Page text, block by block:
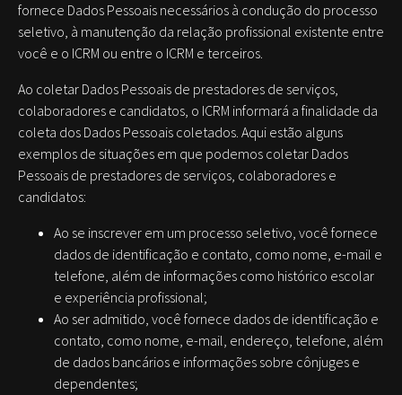
fornece Dados Pessoais necessários à condução do processo
seletivo, à manutenção da relação profissional existente entre
você e o ICRM ou entre o ICRM e terceiros.
Ao coletar Dados Pessoais de prestadores de serviços,
colaboradores e candidatos, o ICRM informará a finalidade da
coleta dos Dados Pessoais coletados. Aqui estão alguns
exemplos de situações em que podemos coletar Dados
Pessoais de prestadores de serviços, colaboradores e
candidatos:
Ao se inscrever em um processo seletivo, você fornece
dados de identificação e contato, como nome, e-mail e
telefone, além de informações como histórico escolar
e experiência profissional;
Ao ser admitido, você fornece dados de identificação e
contato, como nome, e-mail, endereço, telefone, além
de dados bancários e informações sobre cônjuges e
dependentes;